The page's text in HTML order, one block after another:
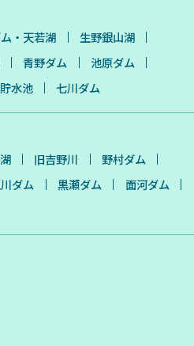
・天若湖
生野銀山湖
青野ダム
池原ダム
水池 七川ダム
旧吉野川
野村ダム
ダム 黒瀬ダム
面河ダム